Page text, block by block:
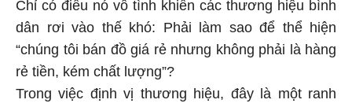
Chỉ có điều nó vô tình khiến các thương hiệu bình
dân rơi vào thế khó: Phải làm sao để thể hiện
“chúng tôi bán đồ giá rẻ nhưng không phải là hàng
rẻ tiền, kém chất lượng”?
Trong việc định vị thương hiệu, đây là một ranh